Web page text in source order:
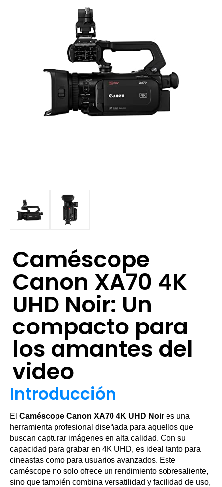
Caméscope
Canon XA70 4K
UHD Noir: Un
compacto para
los amantes del
video
Introducción
El Caméscope Canon XA70 4K UHD Noir es una
herramienta profesional diseñada para aquellos que
buscan capturar imágenes en alta calidad. Con su
capacidad para grabar en 4K UHD, es ideal tanto para
cineastas como para usuarios avanzados. Este
caméscope no solo ofrece un rendimiento sobresaliente,
sino que también combina versatilidad y facilidad de uso,